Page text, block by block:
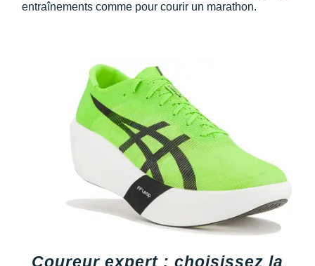
entraînements comme pour courir un marathon.
Coureur expert : choisissez la